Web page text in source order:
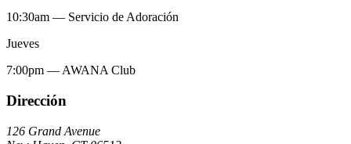
10:30am — Servicio de Adoración
Jueves
7:00pm — AWANA Club
Dirección
126 Grand Avenue